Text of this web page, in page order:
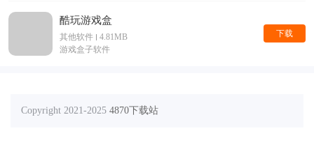
酷玩游戏盒
其他软件
4.81MB
游戏盒子软件
下载
Copyright 2021-2025 4870下载站